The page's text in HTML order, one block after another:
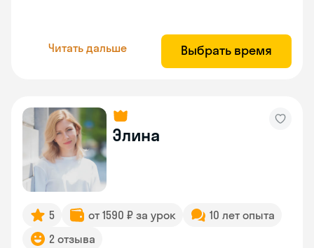
Читать дальше Выбрать время
Элина
5 от 1590 ₽ за урок
10 лет опыта
2 отзыва